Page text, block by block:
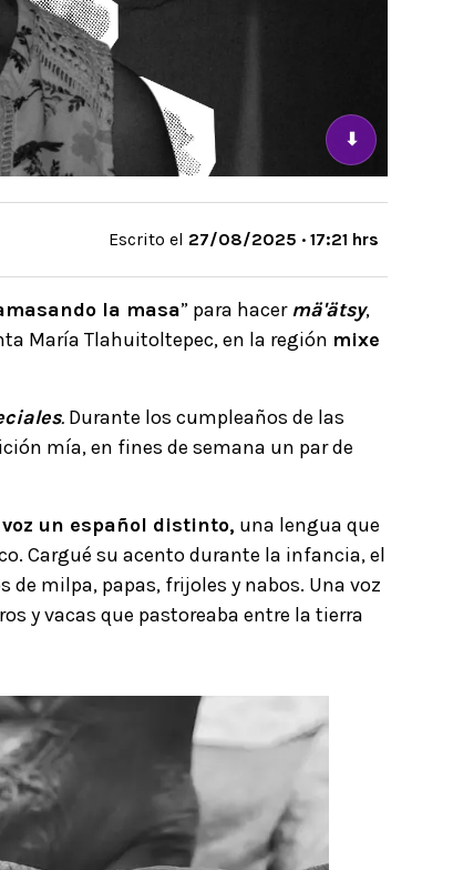
⬇
Escrito el 27/08/2025 · 17:21 hrs
la masa” para hacermä'ätsy,
María Tlahuitoltepec, en la región mixe
. Durante los cumpleaños de las
mía, en fines de semana un par de
voz un español distinto, una lengua que
Cargué su acento durante la infancia, el
de milpa, papas, frijoles y nabos. Una voz
y vacas que pastoreaba entre la tierra